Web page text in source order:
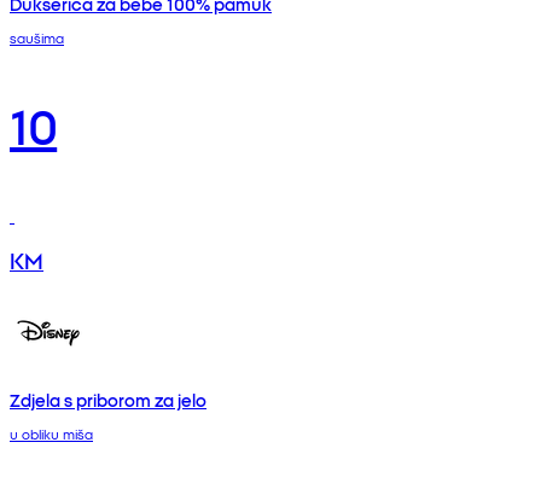
saušima
10
KM
Zdjela s priborom za jelo
u obliku miša